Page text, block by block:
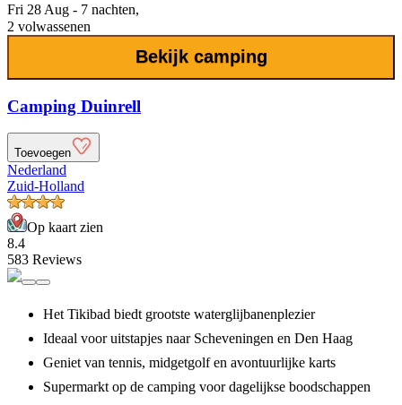
Fri 28 Aug - 7 nachten,
2 volwassenen
Bekijk camping
Camping Duinrell
Toevoegen
Nederland
Zuid-Holland
Op kaart zien
8.4
583 Reviews
Het Tikibad biedt grootste waterglijbanenplezier
Ideaal voor uitstapjes naar Scheveningen en Den Haag
Geniet van tennis, midgetgolf en avontuurlijke karts
Supermarkt op de camping voor dagelijkse boodschappen